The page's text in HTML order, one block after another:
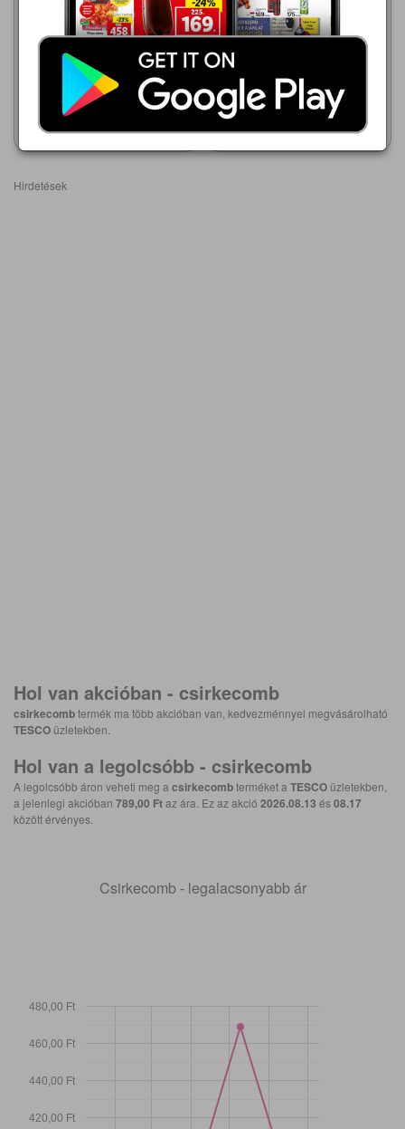
2026.08.13 - 08.17
789,00 Ft
Friss magyar csirkecomb
Akciós újság
megtekintése
TESCO
2026.08.13 - 08.17
789,00 Ft
Friss magyar csirkecomb
Akciós újság
megtekintése
Hirdetések
Hol van akcióban - csirkecomb
csirkecombtermék ma több akcióban van, kedvezménnyel megvásárolható
TESCO üzletekben.
Hol van a legolcsóbb - csirkecomb
A legolcsóbb áron veheti meg a csirkecombterméket a TESCO üzletekben,
a jelenlegi akcióban 789,00 Ftaz ára. Ez az akció 2026.08.13 és08.17
között érvényes.
Csirkecomb - legalacsonyabb ár
420,00 Ft
440,00 Ft
460,00 Ft
480,00 Ft